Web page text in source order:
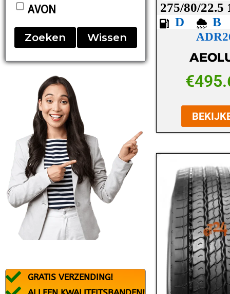
AVON
BARUM
BF-GOODRICH
BFGOODRICH
BLACK ARROW
BRIDGESTONE
CONTINENTAL
DEBICA
DUNLOP
DURATURN
FALKEN
FEDERAL
FIREMAX
FORTUNA
Zoeken Wissen
GRATIS VERZENDING!
275/80/22.5
D
B
€